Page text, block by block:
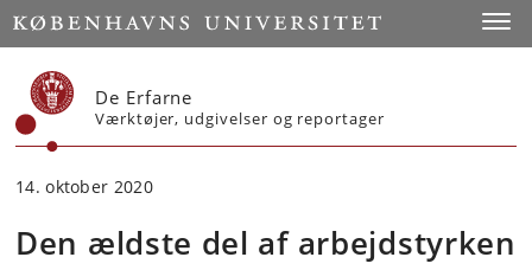
Start
De Erfarne
Værktøjer, udgivelser og reportager
14. oktober 2020
Den ældste del af arbejdstyrken